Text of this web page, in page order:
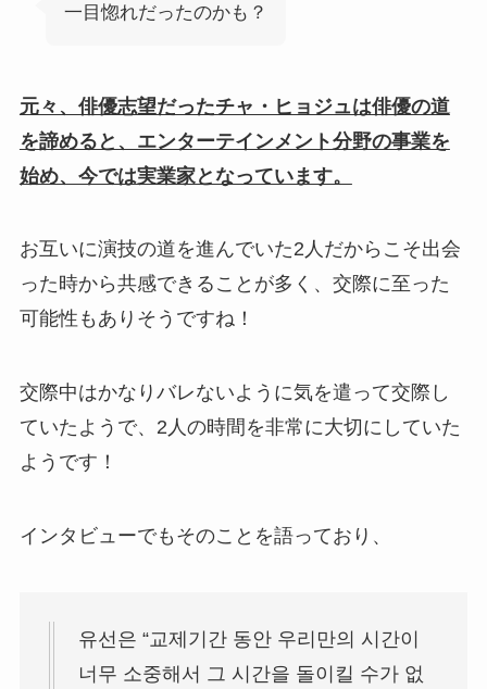
一目惚れだったのかも？
元々、俳優志望だったチャ・ヒョジュは俳優の道
を諦めると、エンターテインメント分野の事業を
始め、今では実業家となっています。
お互いに演技の道を進んでいた2人だからこそ出会
った時から共感できることが多く、交際に至った
可能性もありそうですね！
交際中はかなりバレないように気を遣って交際し
ていたようで、2人の時間を非常に大切にしていた
ようです！
インタビューでもそのことを語っており、
유선은 “교제기간 동안 우리만의 시간이
너무 소중해서 그 시간을 돌이킬 수가 없